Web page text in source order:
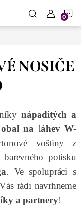
NOSIČE
nápaditých a
obal na láhev W-
voštiny z
potisku
. Ve spolupráci s
rádi navrhneme
a partnery!